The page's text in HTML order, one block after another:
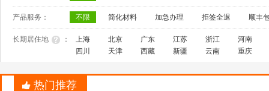
产品服务： 不限 简化材料 加急办理 拒签全退 顺丰
长期居住地 ： 上海 北京 广东 江苏 浙江
河南
四川
天津 西藏 新疆 云南 重庆
热门推荐